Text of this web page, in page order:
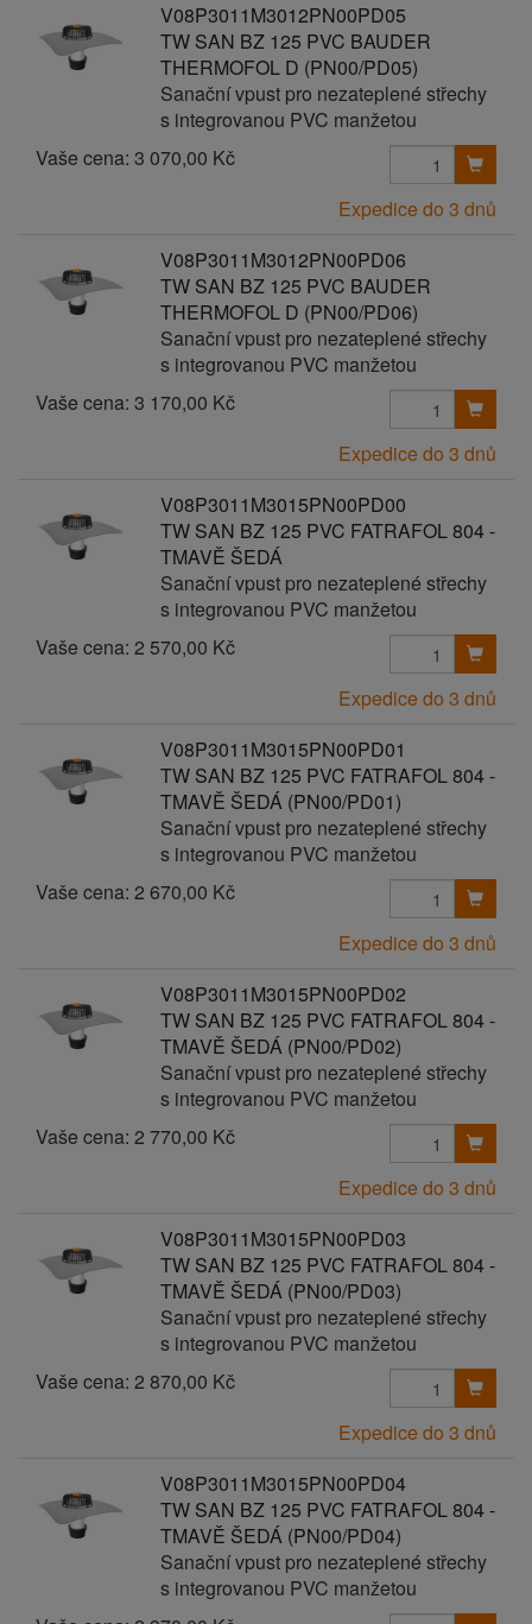
V08P3011M3012PN00PD05
TW SAN BZ 125 PVC BAUDER
THERMOFOL D (PN00/PD05)
Sanační vpust pro nezateplené střechy
s integrovanou PVC manžetou
Vaše cena: 3 070,00 Kč
Expedice do 3 dnů
V08P3011M3012PN00PD06
TW SAN BZ 125 PVC BAUDER
THERMOFOL D (PN00/PD06)
Sanační vpust pro nezateplené střechy
s integrovanou PVC manžetou
Vaše cena: 3 170,00 Kč
Expedice do 3 dnů
V08P3011M3015PN00PD00
TW SAN BZ 125 PVC FATRAFOL 804 -
TMAVĚ ŠEDÁ
Sanační vpust pro nezateplené střechy
s integrovanou PVC manžetou
Vaše cena: 2 570,00 Kč
Expedice do 3 dnů
V08P3011M3015PN00PD01
TW SAN BZ 125 PVC FATRAFOL 804 -
TMAVĚ ŠEDÁ (PN00/PD01)
Sanační vpust pro nezateplené střechy
s integrovanou PVC manžetou
Vaše cena: 2 670,00 Kč
Expedice do 3 dnů
V08P3011M3015PN00PD02
TW SAN BZ 125 PVC FATRAFOL 804 -
TMAVĚ ŠEDÁ (PN00/PD02)
Sanační vpust pro nezateplené střechy
s integrovanou PVC manžetou
Vaše cena: 2 770,00 Kč
Expedice do 3 dnů
V08P3011M3015PN00PD03
TW SAN BZ 125 PVC FATRAFOL 804 -
TMAVĚ ŠEDÁ (PN00/PD03)
Sanační vpust pro nezateplené střechy
s integrovanou PVC manžetou
Vaše cena: 2 870,00 Kč
Expedice do 3 dnů
V08P3011M3015PN00PD04
TW SAN BZ 125 PVC FATRAFOL 804 -
TMAVĚ ŠEDÁ (PN00/PD04)
Sanační vpust pro nezateplené střechy
s integrovanou PVC manžetou